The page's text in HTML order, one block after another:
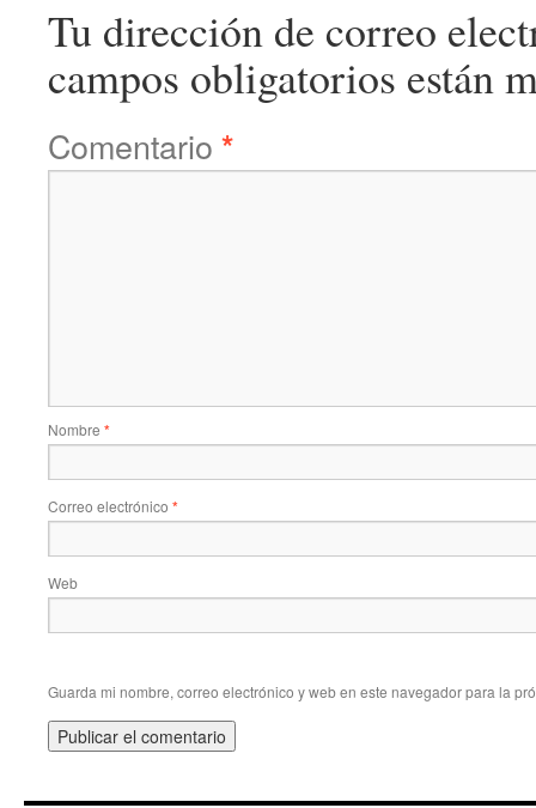
Tu dirección de correo
campos obligatorios están
Comentario *
Nombre *
Correo electrónico *
Web
Guarda mi nombre, correo electrónico y web en este navegador para la